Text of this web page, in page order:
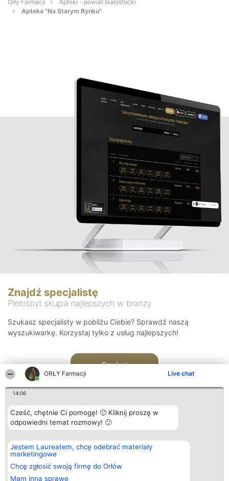
ORŁY Farmacji Live chat
14:06
Cześć, chętnie Ci pomogę! 🙂 Kliknij proszę w
odpowiedni temat rozmowy! 🙂
Jestem Laureatem, chcę odebrać materiały
marketingowe
Chcę zgłosić swoją firmę do Orłów
Mam inną sprawę
Orły Farmacji
Apteki - powiat białostocki
Apteka "Na Starym Rynku"
Znajdź specjalistę
Plebiscyt skupia najlepszych w branży
Szukasz specjalisty w pobliżu Ciebie? Sprawdź naszą
wyszukiwarkę. Korzystaj tylko z usług najlepszych!
Szukaj
Organizator plebiscytu
Bright Side Solutions sp. z o.
o. sp. k.
ul. Ruska 22
Wrocław 50-079
KRS 0000749100 | Regon
Plebiscyt
Laureaci
wszystkich
Laureatów
Kontakt
Kontakt